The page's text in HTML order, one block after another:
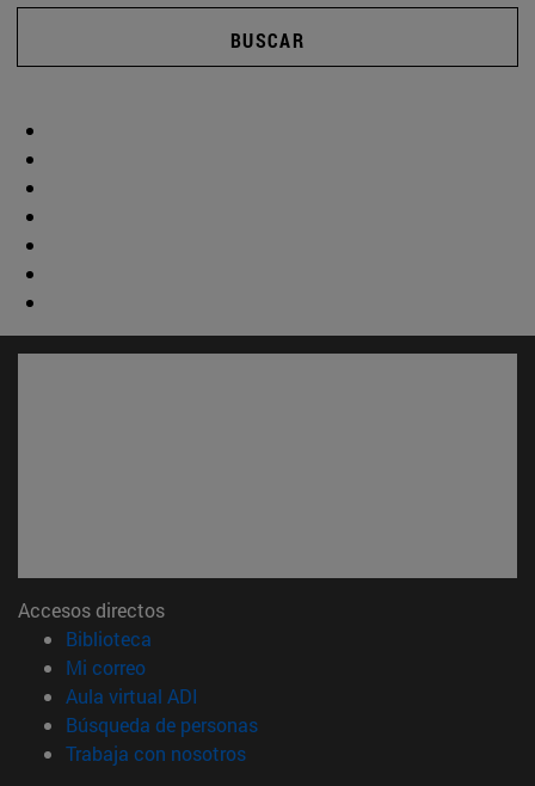
BUSCAR
Accesos directos
Biblioteca
Mi correo(abre en nueva ventana)
Aula virtual ADI
Búsqueda de personas(abre en nueva ventana)
Trabaja con nosotros(abre en nueva ventana)